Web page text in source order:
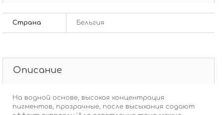
Страна Бельгия
Описание
На водной основе, высокая концентрация
пигментов, прозрачные, после высыхания содают